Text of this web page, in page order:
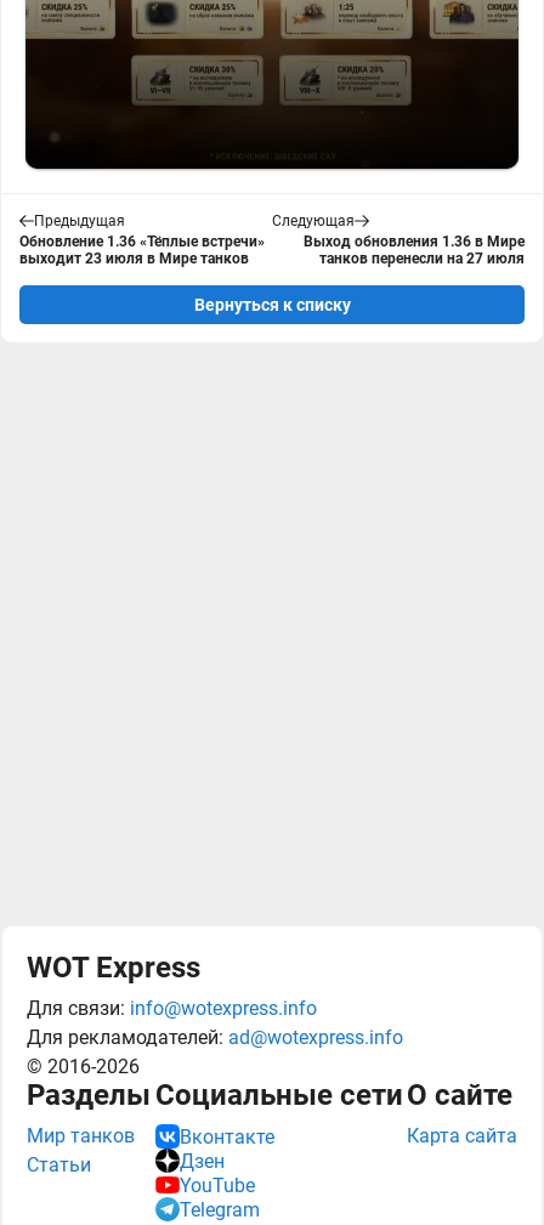
Предыдущая
Обновление 1.36 «Тёплые встречи»
выходит 23 июля в Мире танков
Следующая
Выход обновления 1.36 в Мире
танков перенесли на 27 июля
Вернуться к списку
WOT Express
Для связи: info@wotexpress.info
Для рекламодателей: ad@wotexpress.info
© 2016-2026
Разделы
Мир танков
Статьи
Социальные сети
Вконтакте
Дзен
YouTube
Telegram
О сайте
Карта сайта